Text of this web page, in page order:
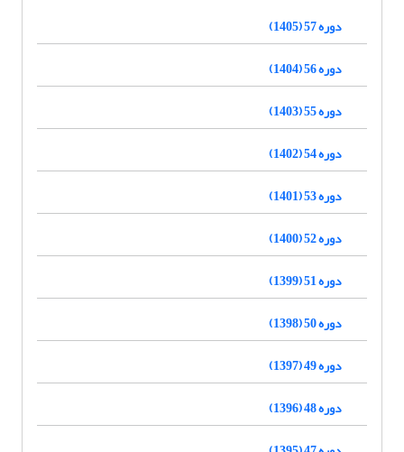
دوره 57 (1405)
دوره 56 (1404)
دوره 55 (1403)
دوره 54 (1402)
دوره 53 (1401)
دوره 52 (1400)
دوره 51 (1399)
دوره 50 (1398)
دوره 49 (1397)
دوره 48 (1396)